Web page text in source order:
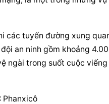
các tuyến đường xung
an ninh gồm khoảng
ngài trong suốt cuộc viếng
Phanxicô